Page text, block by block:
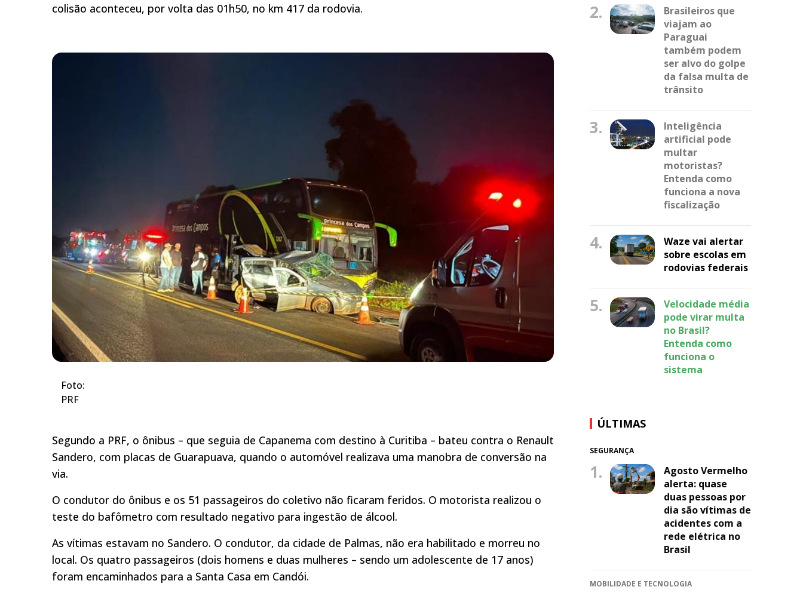
colisão aconteceu, por volta das 01h50, no km 417 da rodovia.
Foto:
PRF
Segundo a PRF, o ônibus – que seguia de Capanema com destino à Curitiba – bateu contra o Renault
Sandero, com placas de Guarapuava, quando o automóvel realizava uma manobra de conversão na
via.
O condutor do ônibus e os 51 passageiros do coletivo não ficaram feridos. O motorista realizou o
teste do bafômetro com resultado negativo para ingestão de álcool.
As vítimas estavam no Sandero. O condutor, da cidade de Palmas, não era habilitado e morreu no
local. Os quatro passageiros (dois homens e duas mulheres – sendo um adolescente de 17 anos)
foram encaminhados para a Santa Casa em Candói.
2.
Brasileiros que
viajam ao
Paraguai
também podem
ser alvo do golpe
da falsa multa de
trânsito
3.
Inteligência
artificial pode
multar
motoristas?
Entenda como
funciona a nova
fiscalização
4.
Waze vai alertar
sobre escolas em
rodovias federais
5.
Velocidade média
pode virar multa
no Brasil?
Entenda como
funciona o
sistema
ÚLTIMAS
SEGURANÇA
1.
Agosto Vermelho
alerta: quase
duas pessoas por
dia são vítimas de
acidentes com a
rede elétrica no
Brasil
MOBILIDADE E TECNOLOGIA